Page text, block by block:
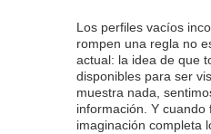
Los perfiles vacíos
rompen una regla no
actual: la idea de que
disponibles para ser
muestra nada,
información. Y
imaginación completa